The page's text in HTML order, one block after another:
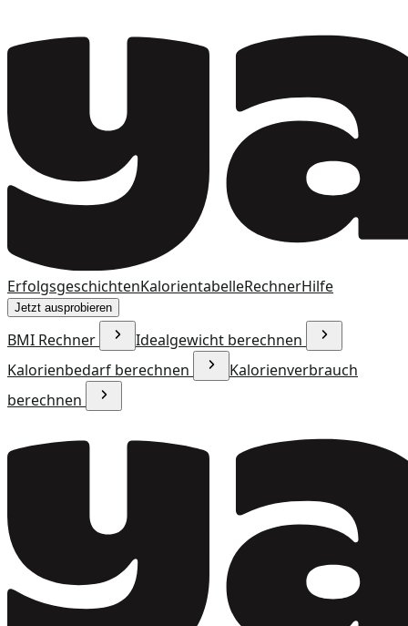
ErfolgsgeschichtenKalorientabelleRechnerHilfe
Jetzt ausprobieren
BMI Rechner
Idealgewicht berechnen
Kalorienbedarf berechnen
Kalorienverbrauch
berechnen